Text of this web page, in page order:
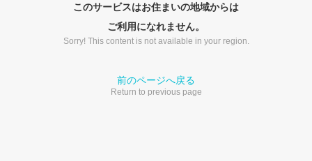
このサービスはお住まいの地域からは
ご利用になれません。
Sorry! This content is not available in your region.
前のページへ戻る
Return to previous page